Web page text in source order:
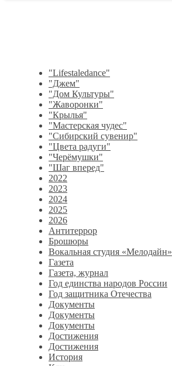
"Lifestaledance"
"Джем"
"Дом Культуры"
"Жаворонки"
"Крылья"
"Мастерская чудес"
"Сибирский сувенир"
"Цвета радуги"
"Черёмушки"
"Шаг вперед"
2022
2023
2024
2025
2026
Антитеррор
Брошюры
Вокальная студия «Мелодайн»
Газета
Газета, журнал
Год единства народов России
Год защитника Отечества
Документы
Документы
Документы
Достижения
Достижения
История